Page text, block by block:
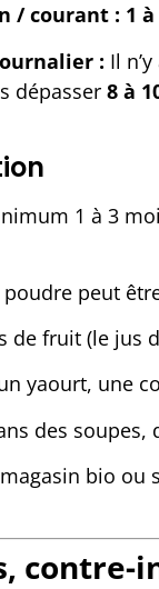
/ courant : 1
: Il
dépasser 8 à
1 à 3
poudre peut
de fruit (le jus
yaourt, une
des
bio ou